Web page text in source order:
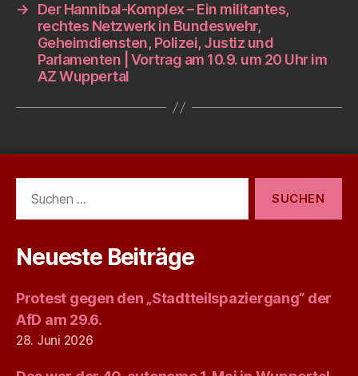
→
Der Hannibal-Komplex – Ein militantes,
rechtes Netzwerk in Bundeswehr,
Geheimdiensten, Polizei, Justiz und
Parlamenten | Vortrag am 10.9. um 20 Uhr im
AZ Wuppertal
nach:
Neueste Beiträge
Protest gegen den „Stadtteilspaziergang“ der
AfD am 29.6.
28. Juni 2026